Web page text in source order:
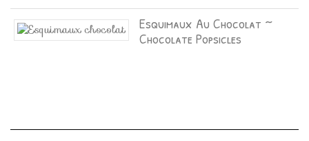
Esquimaux Au Chocolat ~
Chocolate Popsicles